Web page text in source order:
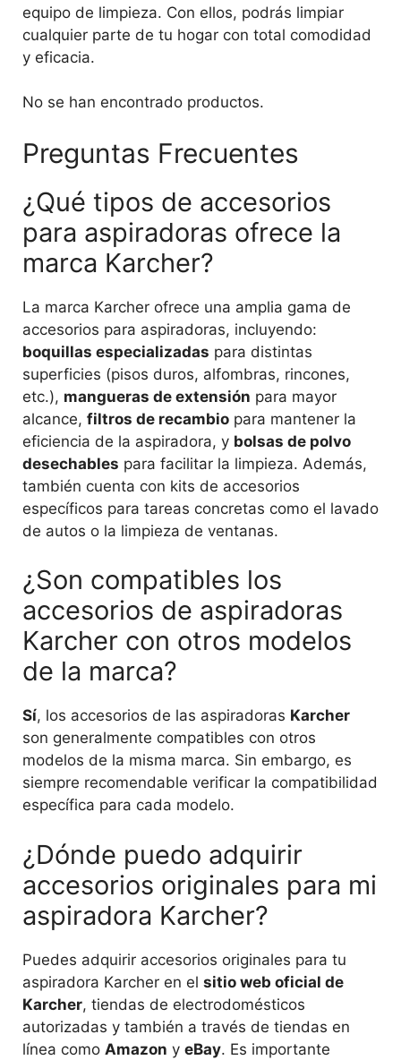
equipo de limpieza. Con ellos, podrás limpiar
cualquier parte de tu hogar con total comodidad
y eficacia.
No se han encontrado productos.
Preguntas Frecuentes
¿Qué tipos de accesorios
para aspiradoras ofrece la
marca Karcher?
La marca Karcher ofrece una amplia gama de
accesorios para aspiradoras, incluyendo:
boquillas especializadas para distintas
superficies (pisos duros, alfombras, rincones,
etc.), mangueras de extensión para mayor
alcance, filtros de recambio para mantener la
eficiencia de la aspiradora, y bolsas de polvo
desechables para facilitar la limpieza. Además,
también cuenta con kits de accesorios
específicos para tareas concretas como el lavado
de autos o la limpieza de ventanas.
¿Son compatibles los
accesorios de aspiradoras
Karcher con otros modelos
de la marca?
Sí, los accesorios de las aspiradoras Karcher
son generalmente compatibles con otros
modelos de la misma marca. Sin embargo, es
siempre recomendable verificar la compatibilidad
específica para cada modelo.
¿Dónde puedo adquirir
accesorios originales para mi
aspiradora Karcher?
Puedes adquirir accesorios originales para tu
aspiradora Karcher en el sitio web oficial de
Karcher, tiendas de electrodomésticos
autorizadas y también a través de tiendas en
línea como Amazon y eBay. Es importante